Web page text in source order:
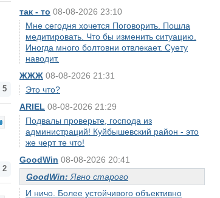
так - то 08-08-2026 23:10
Мне сегодня хочется Поговорить. Пошла
медитировать. Что бы изменить ситуацию.
Иногда много болтовни отвлекает. Суету
наводит.
ЖЖЖ 08-08-2026 21:31
Это что?
ARIEL 08-08-2026 21:29
Подвалы проверьте, господа из
администраций! Куйбышевский район - это
же черт те что!
GoodWin 08-08-2026 20:41
GoodWin: Явно старого
И ничо. Более устойчивого объективно
5
2